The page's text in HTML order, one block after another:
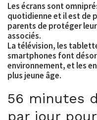
Les écrans sont
quotidienne et il est de
parents de protéger
associés.
La télévision, les
smartphones font
environnement, et les
plus jeune âge.
56 minutes
par jour